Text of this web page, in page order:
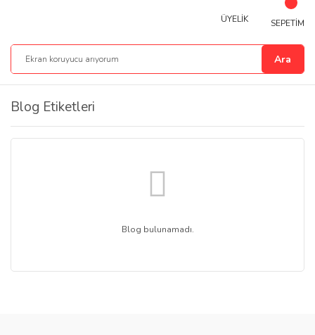
Ara
ÜYELİK SEPETİM
Blog Etiketleri
Blog bulunamadı.